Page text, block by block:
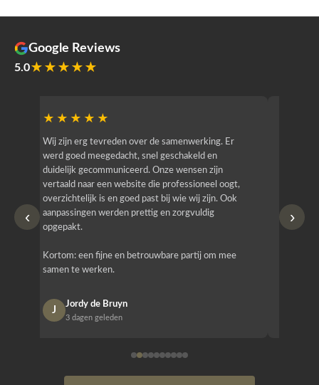
Google Reviews
5.0★★★★★
‹
★★★★★
Wij zijn erg tevreden over de samenwerking. Er
werd goed meegedacht, snel geschakeld en
duidelijk gecommuniceerd. Onze wensen zijn
vertaald naar een website die professioneel oogt,
overzichtelijk is en goed past bij wie wij zijn. Ook
aanpassingen werden prettig en zorgvuldig
opgepakt.
Kortom: een fijne en betrouwbare partij om mee
samen te werken.
J
Jordy de Bruyn
3 dagen geleden
›